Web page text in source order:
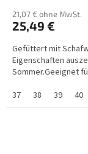
21,07 € ohne MwSt.
25,49 €
Gefüttert mit
Eigenschaften
Sommer.Geeignet
37
38 39 40